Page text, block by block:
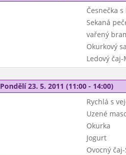
Česnečka
Sekaná
vařený
Okurkový
Ledový
Pondělí 23. 5. 2011 (11:00 - 14:00)
Rychlá s
Uzené
Okurka
Jogurt
Ovocný